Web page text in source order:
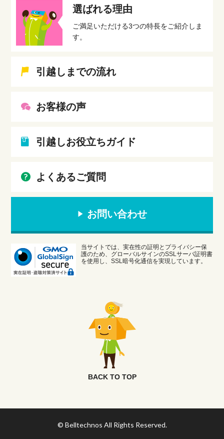
選ばれる理由
ご満足いただける3つの特長をご紹介しま
す。
引越しまでの流れ
お客様の声
引越しお役立ちガイド
よくあるご質問
お問い合わせ
当サイトでは、実在性の証明とプライバシー保
護のため、グローバルサインのSSLサーバ証明書
を使用し、SSL暗号化通信を実現しています。
BACK TO TOP
© Belltechnos All Rights Reserved.